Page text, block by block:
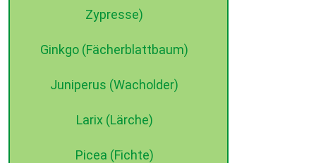
Zypresse)
Ginkgo (Fächerblattbaum)
Juniperus (Wacholder)
Larix (Lärche)
Picea (Fichte)